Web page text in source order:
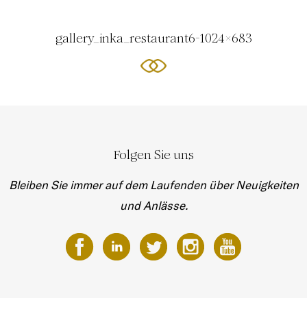
gallery_inka_restaurant6-1024x683
Folgen Sie uns
Bleiben Sie immer auf dem Laufenden über Neuigkeiten
und Anlässe.